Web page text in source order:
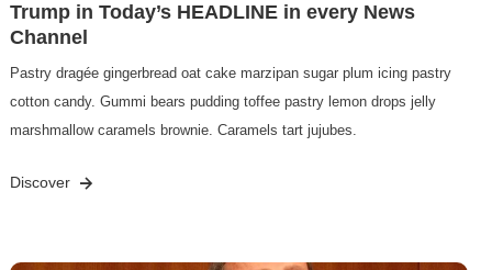
Trump in Today’s HEADLINE in every News
Channel
Pastry dragée gingerbread oat cake marzipan sugar plum icing pastry
cotton candy. Gummi bears pudding toffee pastry lemon drops jelly
marshmallow caramels brownie. Caramels tart jujubes.
Discover